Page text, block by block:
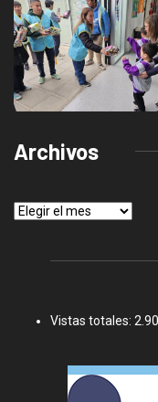
Archivos
Archivos
Vistas totales: